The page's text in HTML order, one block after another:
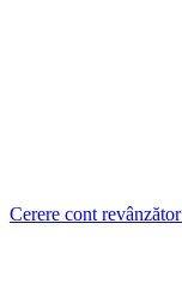
Cerere cont revânzător